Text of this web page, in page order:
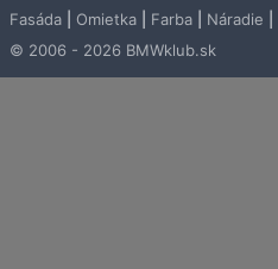
Fasáda Omietka Farba Náradie
© 2006 - 2026 BMWklub.sk